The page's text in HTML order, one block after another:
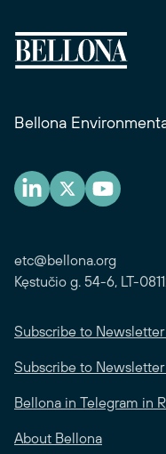
Bellona
etc@bellona.org
Kęstučio g. 54-6, LT-
Subscribe to
Subscribe to Newsletter
Bellona in Telegram in
About Bellona